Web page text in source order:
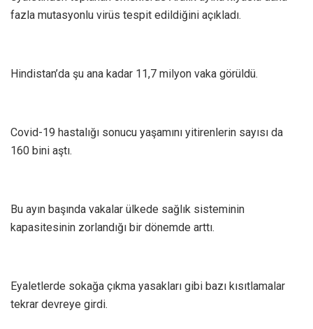
fazla mutasyonlu virüs tespit edildiğini açıkladı.
Hindistan’da şu ana kadar 11,7 milyon vaka görüldü.
Covid-19 hastalığı sonucu yaşamını yitirenlerin sayısı da
160 bini aştı.
Bu ayın başında vakalar ülkede sağlık sisteminin
kapasitesinin zorlandığı bir dönemde arttı.
Eyaletlerde sokağa çıkma yasakları gibi bazı kısıtlamalar
tekrar devreye girdi.